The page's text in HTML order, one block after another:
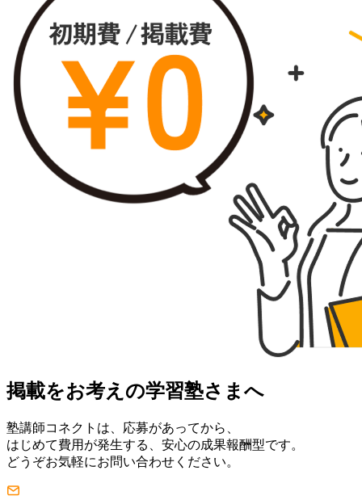
掲載をお考えの学習塾さまへ
塾講師コネクトは、応募があってから、
はじめて費用が発生する、安心の成果報酬型です。
どうぞお気軽にお問い合わせください。